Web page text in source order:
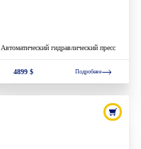
Автоматический гидравлический пресс
4899 $ Подробнее